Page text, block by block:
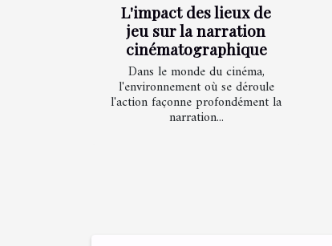
L'impact des lieux de
jeu sur la narration
cinématographique
Dans le monde du cinéma,
l'environnement où se déroule
l'action façonne profondément la
narration...